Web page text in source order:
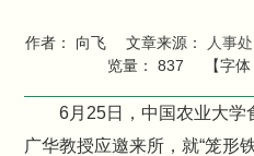
作者： 向飞 文章来源： 人事处
览量： 837 【字体
6月25日，中国农业大学
广华教授应邀来所，就“笼形